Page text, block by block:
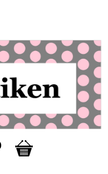
Favoriter
Kundvagn